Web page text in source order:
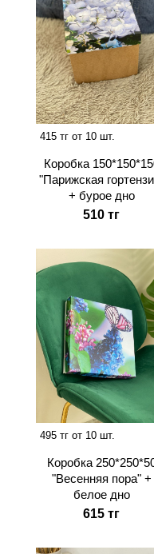
415 тг от 10 шт.
Коробка
"Парижская
+ бурое дно
510 тг
495 тг от 10 шт.
Коробка
"Весенняя пора" +
белое дно
615 тг